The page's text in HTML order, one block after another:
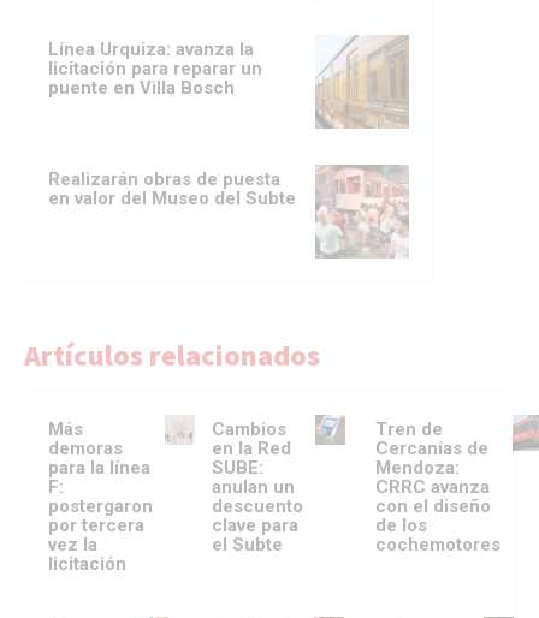
Línea Urquiza: avanza la
licitación para reparar un
puente en Villa Bosch
Realizarán obras de puesta
en valor del Museo del Subte
Artículos relacionados
Más
demoras
para la línea
F:
postergaron
por tercera
vez la
licitación
Cambios
en la Red
SUBE:
anulan un
descuento
clave para
el Subte
Tren de
Cercanías de
Mendoza:
CRRC avanza
con el diseño
de los
cochemotores